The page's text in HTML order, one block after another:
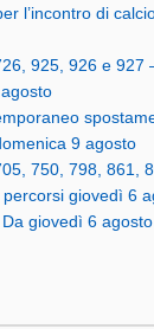
l’incontro di
925, 926 e 927
9 agosto
750, 798, 861,
percorsi giovedì 6
giovedì 6